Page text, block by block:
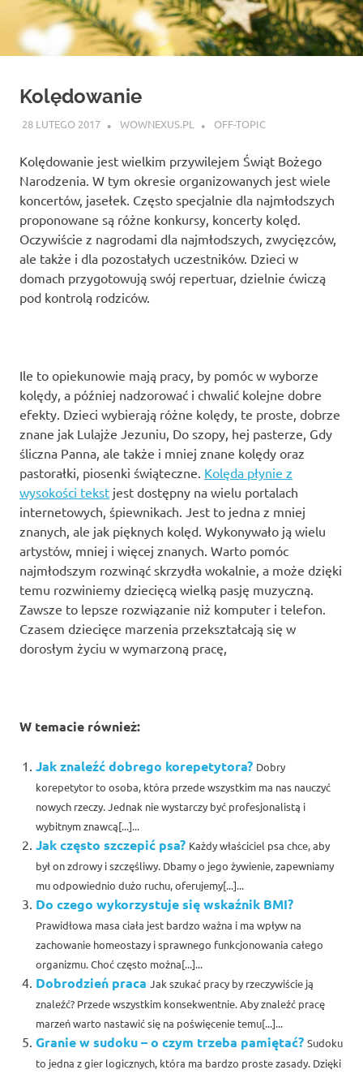
Kolędowanie
28 LUTEGO 2017 WOWNEXUS.PL OFF-TOPIC
Kolędowanie jest wielkim przywilejem Świąt Bożego
Narodzenia. W tym okresie organizowanych jest wiele
koncertów, jasełek. Często specjalnie dla najmłodszych
proponowane są różne konkursy, koncerty kolęd.
Oczywiście z nagrodami dla najmłodszych, zwycięzców,
ale także i dla pozostałych uczestników. Dzieci w
domach przygotowują swój repertuar, dzielnie ćwiczą
pod kontrolą rodziców.
Ile to opiekunowie mają pracy, by pomóc w wyborze
kolędy, a później nadzorować i chwalić kolejne dobre
efekty. Dzieci wybierają różne kolędy, te proste, dobrze
znane jak Lulajże Jezuniu, Do szopy, hej pasterze, Gdy
śliczna Panna, ale także i mniej znane kolędy oraz
pastorałki, piosenki świąteczne. Kolęda płynie z
wysokości tekst jest dostępny na wielu portalach
internetowych, śpiewnikach. Jest to jedna z mniej
znanych, ale jak pięknych kolęd. Wykonywało ją wielu
artystów, mniej i więcej znanych. Warto pomóc
najmłodszym rozwinąć skrzydła wokalnie, a może dzięki
temu rozwiniemy dziecięcą wielką pasję muzyczną.
Zawsze to lepsze rozwiązanie niż komputer i telefon.
Czasem dziecięce marzenia przekształcają się w
dorosłym życiu w wymarzoną pracę,
W temacie również:
Jak znaleźć dobrego korepetytora? Dobry
korepetytor to osoba, która przede wszystkim ma nas nauczyć
nowych rzeczy. Jednak nie wystarczy być profesjonalistą i
wybitnym znawcą[...]...
Jak często szczepić psa? Każdy właściciel psa chce, aby
był on zdrowy i szczęśliwy. Dbamy o jego żywienie, zapewniamy
mu odpowiednio dużo ruchu, oferujemy[...]...
Do czego wykorzystuje się wskaźnik BMI?
Prawidłowa masa ciała jest bardzo ważna i ma wpływ na
zachowanie homeostazy i sprawnego funkcjonowania całego
organizmu. Choć często można[...]...
Dobrodzień praca Jak szukać pracy by rzeczywiście ją
znaleźć? Przede wszystkim konsekwentnie. Aby znaleźć pracę
marzeń warto nastawić się na poświęcenie temu[...]...
Granie w sudoku – o czym trzeba pamiętać? Sudoku
to jedna z gier logicznych, która ma bardzo proste zasady. Dzięki